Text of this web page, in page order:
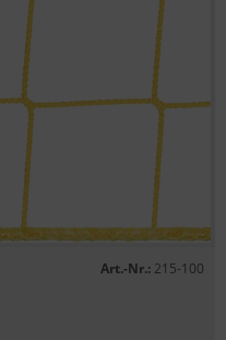
Art.-Nr.: 215-100